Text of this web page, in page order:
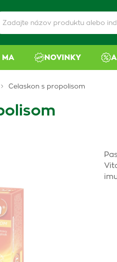
MA NOVINKY
Celaskon s propolisom